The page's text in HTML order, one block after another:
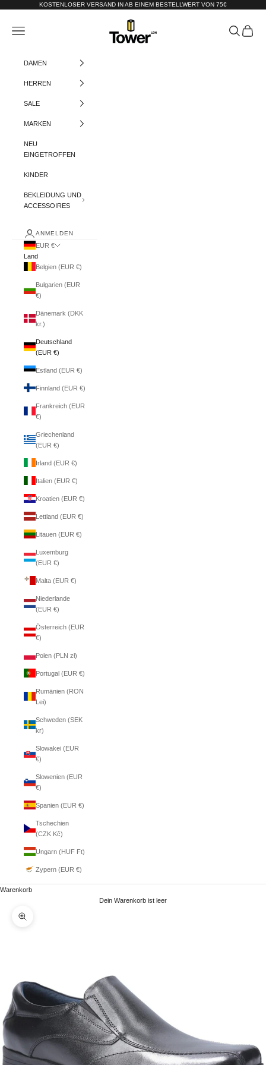
Zum Inhalt springenKOSTENLOSER VERSAND IN AB EINEM BESTELLWERT VON 75€
Tower-London.De
Menü Suchen
DAMEN
HERREN
SALE
MARKEN
NEU
EINGETROFFEN
KINDER
BEKLEIDUNG UND
ACCESSOIRES
ANMELDEN
EUR €
Land
Belgien (EUR €)
Bulgarien (EUR
€)
Dänemark (DKK
kr.)
Deutschland
(EUR €)
Estland (EUR €)
Finnland (EUR €)
Frankreich (EUR
€)
Griechenland
(EUR €)
Irland (EUR €)
Italien (EUR €)
Kroatien (EUR €)
Lettland (EUR €)
Litauen (EUR €)
Luxemburg
(EUR €)
Malta (EUR €)
Niederlande
(EUR €)
Österreich (EUR
€)
Polen (PLN zł)
Portugal (EUR €)
Rumänien (RON
Lei)
Schweden (SEK
kr)
Slowakei (EUR
€)
Slowenien (EUR
€)
Spanien (EUR €)
Tschechien
(CZK Kč)
Ungarn (HUF Ft)
Zypern (EUR €)
Warenkorb
Dein Warenkorb ist leer
Bild vergrößern